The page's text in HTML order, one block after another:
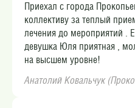
Приехал с города
коллективу за теплый
лечения до мероприятий .
девушка Юля приятная ,
на высшем уровне!
Анатолий Ковальчук